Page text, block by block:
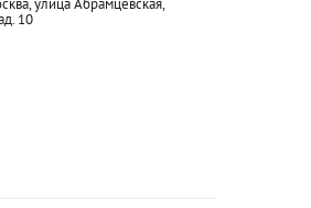
улица Абрамцевская,
10